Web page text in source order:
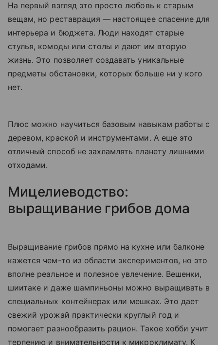
На первый взгляд это просто любовь к старым
вещам, но реставрация — настоящее спасение для
интерьера и бюджета. Люди находят старые
стулья, комоды или столы и дают им вторую
жизнь. Это позволяет создавать уникальные
предметы обстановки, которых больше ни у кого
нет.
Плюс можно научиться базовым навыкам работы с
деревом, краской и инструментами. А еще это
отличный способ не захламлять планету лишними
отходами.
Мицелиеводство:
выращивание грибов дома
Выращивание грибов прямо на кухне или балконе
кажется чем-то из области экспериментов, но это
вполне реальное и полезное увлечение. Вешенки,
шиитаке и даже шампиньоны можно выращивать в
специальных контейнерах или мешках. Это дает
свежий урожай практически круглый год и
помогает разнообразить рацион. Такое хобби учит
терпению и внимательности к микроклимату. К